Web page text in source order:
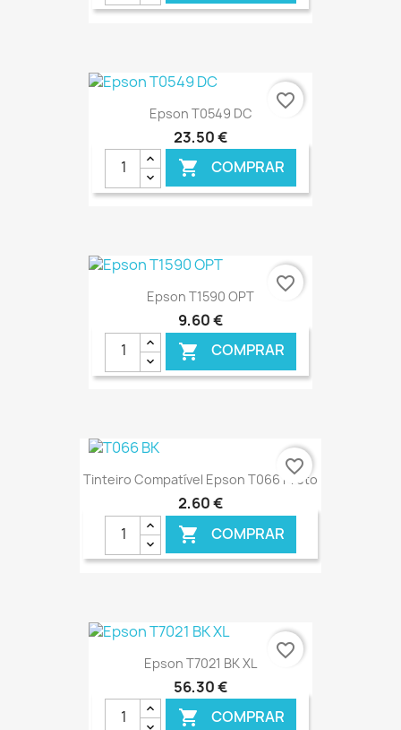
€ ONLINE
Epson T0549 DC
23,50 €
 COMPRAR
€ ONLINE
favorite_border
Epson T1590 OPT
9,60 €
 COMPRAR
€ ONLINE
favorite_border
Tinteiro Compatível Epson T066 Preto
2,60 €
 COMPRAR
€ ONLINE
favorite_border
Epson T7021 BK XL
56,30 €
 COMPRAR
favorite_border